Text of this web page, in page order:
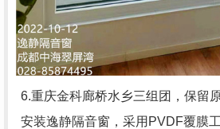
6.重庆金科廊桥水乡三组团， 保留
安装逸静隔音窗，采用PVDF覆膜